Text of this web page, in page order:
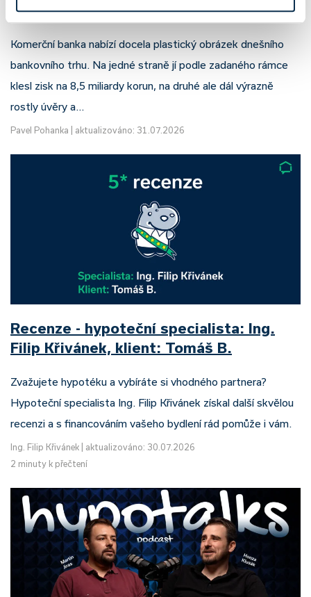
neznamená slabší banku
Komerční banka nabízí docela plastický obrázek dnešního
bankovního trhu. Na jedné straně jí podle zadaného rámce
klesl zisk na 8,5 miliardy korun, na druhé ale dál výrazně
rostly úvěry a…
Pavel Pohanka aktualizováno: 31.07.2026
Recenze - hypoteční specialista: Ing.
Filip Křivánek, klient: Tomáš B.
Zvažujete hypotéku a vybíráte si vhodného partnera?
Hypoteční specialista Ing. Filip Křivánek získal další skvělou
recenzi a s financováním vašeho bydlení rád pomůže i vám.
Ing. Filip Křivánek
aktualizováno: 30.07.2026
2 minuty k přečtení